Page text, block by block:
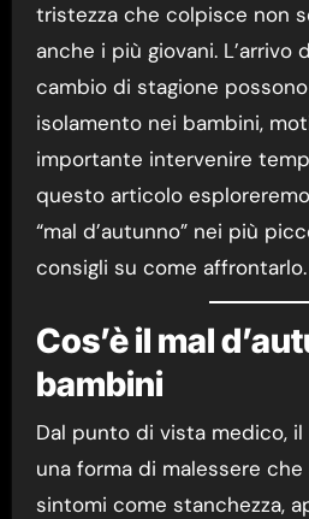
tristezza che colpisce non
anche i più giovani. L’arrivo
cambio di stagione
isolamento nei bambini,
importante intervenire
questo articolo
“mal d’autunno” nei più
consigli su come affrontarlo.
Cos’è il mal
bambini
Dal punto di vista medico, il
una forma di malessere
sintomi come stanchezza,